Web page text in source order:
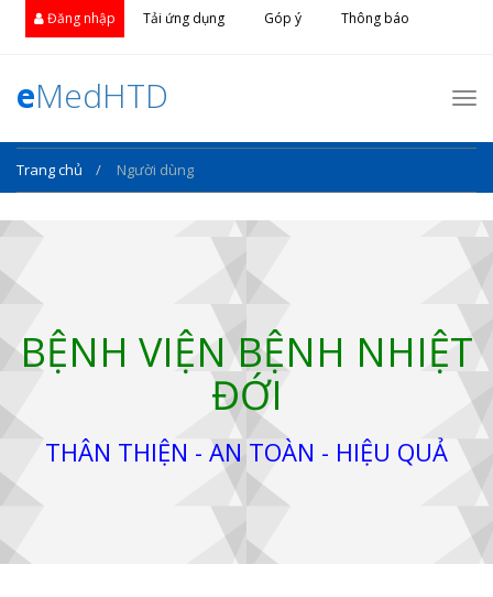
Đăng nhập Tải ứng dụng Góp ý Thông báo
eMedHTD
Trang chủ Người dùng
BỆNH VIỆN BỆNH NHIỆT
ĐỚI
THÂN THIỆN - AN TOÀN - HIỆU QUẢ